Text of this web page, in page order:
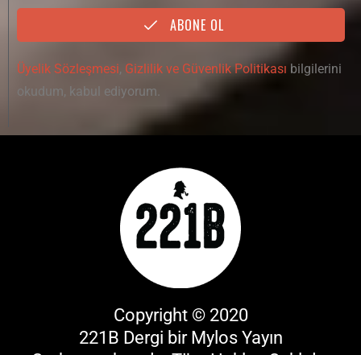
ABONE OL
Üyelik Sözleşmesi, Gizlilik ve Güvenlik Politikası bilgilerini
okudum, kabul ediyorum.
Copyright © 2020
221B Dergi bir Mylos Yayın